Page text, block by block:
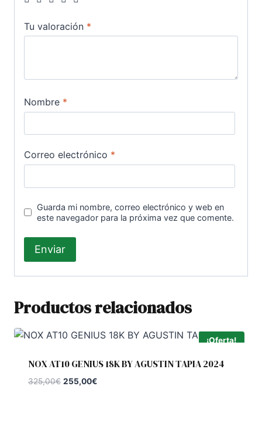
Tu valoración *
Nombre *
Correo electrónico *
Guarda mi nombre, correo electrónico y web en
este navegador para la próxima vez que comente.
Productos relacionados
¡Oferta!
NOX AT10 GENIUS 18K BY AGUSTIN TAPIA 2024
325,00€ El
255,00€El